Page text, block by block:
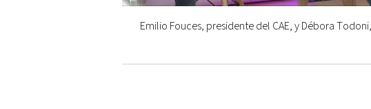
Emilio Fouces, presidente del CAE, y Débora